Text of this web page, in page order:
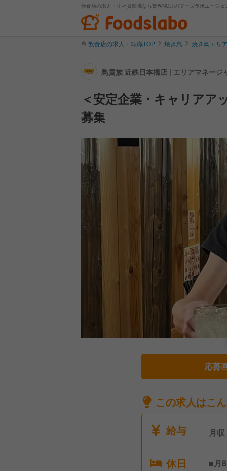
飲食店の求人・正社員転職なら業界NO.1のフーズラボエージェ
飲食店の求人・転職TOP 焼き鳥 焼き鳥エリ
鳥貴族 近鉄日本橋店 | エリアマネージ
＜安定企業・キャリアア
募集
応募
この求人はこ
給与
月収
休日
■月